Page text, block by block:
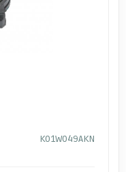
K01W049AKN